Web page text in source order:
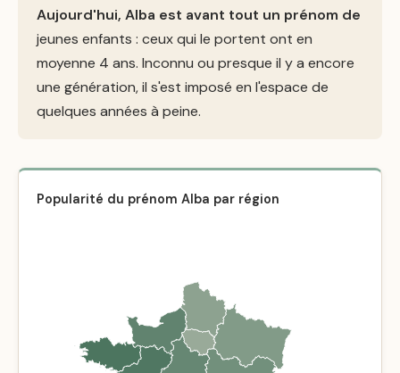
Aujourd'hui, Alba est avant tout un prénom de
jeunes enfants : ceux qui le portent ont en
moyenne 4 ans. Inconnu ou presque il y a encore
une génération, il s'est imposé en l'espace de
quelques années à peine.
Popularité du prénom Alba par région